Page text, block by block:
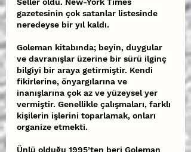
gazetesinin çok satanlar listesinde
neredeyse bir yıl kaldı.
Goleman kitabında; beyin, duygular
ve davranışlar üzerine bir sürü ilginç
bilgiyi bir araya getirmiştir. Kendi
fikirlerine, önyargılarına ve
inanışlarına çok az ve yüzeysel yer
vermiştir. Genellikle çalışmaları, farklı
kişilerin işlerini toparlamak, onları
organize etmekti.
Ünlü olduğu 1995’ten beri Goleman